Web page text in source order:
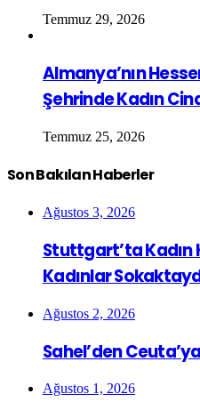
Temmuz 29, 2026
Almanya’nın
Şehrinde Kadın
Temmuz 25, 2026
Son Bakılan Haberler
Ağustos 3, 2026
Stuttgart’ta Kadın
Kadınlar
Ağustos 2, 2026
Sahel’den
Ağustos 1, 2026